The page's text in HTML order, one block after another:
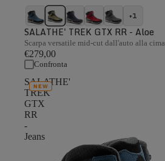
+1
SALATHE' TREK GTX RR - Aloe
Scarpa versatile mid-cut dall'auto alla cima
€279,00
Confronta
SALATHE'
TREK
GTX
RR
-
Jeans
NEW